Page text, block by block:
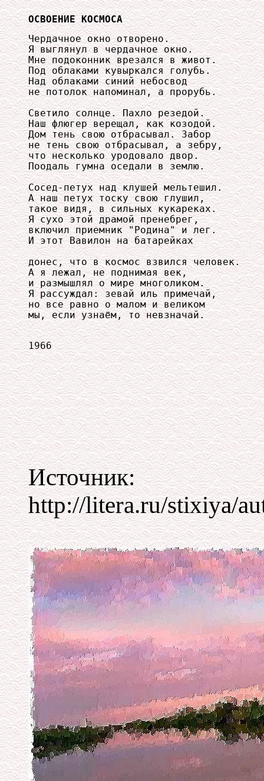
ОСВОЕНИЕ КОСМОСА
Чердачное окно отворено.
Я выглянул в чердачное окно.
Мне подоконник врезался в живот.
Под облаками кувыркался голубь.
Над облаками синий небосвод
не потолок напоминал, а прорубь.
Светило солнце. Пахло резедой.
Наш флюгер верещал, как козодой.
Дом тень свою отбрасывал. Забор
не тень свою отбрасывал, а зебру,
что несколько уродовало двор.
Поодаль гумна оседали в землю.
Сосед-петух над клушей мельтешил.
А наш петух тоску свою глушил,
такое видя, в сильных кукареках.
Я сухо этой драмой пренебрег,
включил приемник "Родина" и лег.
И этот Вавилон на батарейках
донес, что в космос взвился человек.
А я лежал, не поднимая век,
и размышлял о мире многоликом.
Я рассуждал: зевай иль примечай,
но все равно о малом и великом
мы, если узнаём, то невзначай.
1966
Источник:
http://litera.ru/stixiya/